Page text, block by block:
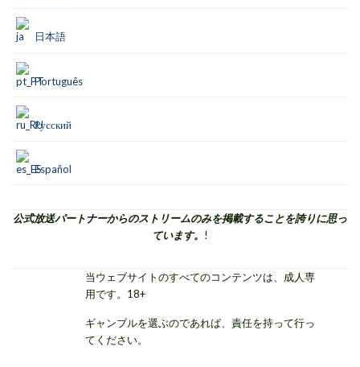
日本語
Português
Русский
Español
公式放送パートナーからのストリームのみを掲載することを誇りに思っ
ています。 !
当ウェブサイトのすべてのコンテンツは、成人専
用です。18+
ギャンブルを選ぶのであれば、責任を持って行っ
てください。